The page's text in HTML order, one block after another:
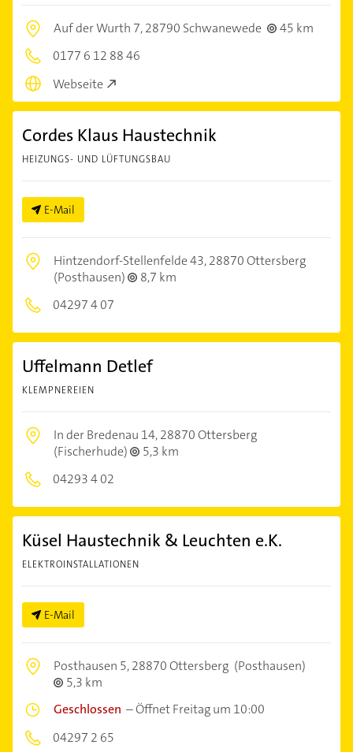
Auf der Wurth 7,28790 Schwanewede
45 km
0177 6 12 88 46
Webseite
Cordes Klaus Haustechnik
HEIZUNGS- UND LÜFTUNGSBAU
E-Mail
Hintzendorf-Stellenfelde 43,28870 Ottersberg
(Posthausen)
8,7 km
04297 4 07
Uffelmann Detlef
KLEMPNEREIEN
In der Bredenau 14,28870 Ottersberg
(Fischerhude)
5,3 km
04293 4 02
Küsel Haustechnik & Leuchten e.K.
ELEKTROINSTALLATIONEN
E-Mail
Posthausen 5,28870 Ottersberg (Posthausen)
5,3 km
Geschlossen –Öffnet Freitag um 10:00
04297 2 65